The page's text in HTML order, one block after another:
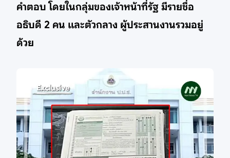
คำตอบ โดยในกลุ่มของเจ้าหน้าที่รัฐ มีรายชื่อ
อธิบดี 2 คน และตัวกลาง ผู้ประสานงานรวมอยู่
ด้วย